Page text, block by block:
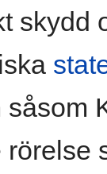
skydd
såsom
rörelse